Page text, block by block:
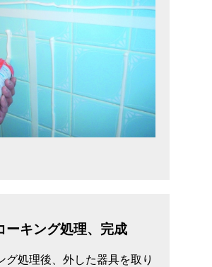
ーキング処理、完成
グ処理後、外した器具を取り